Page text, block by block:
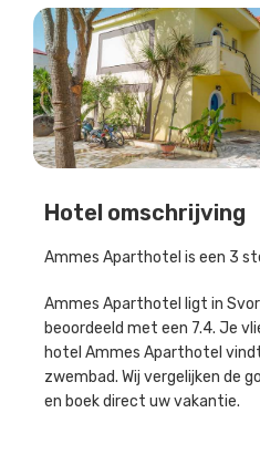
Hotel omschrijving
Ammes Aparthotel is een 3
Ammes Aparthotel ligt in
beoordeeld met een 7.4. Je
hotel Ammes Aparthotel
zwembad. Wij vergelijken de
en boek direct uw vakantie.